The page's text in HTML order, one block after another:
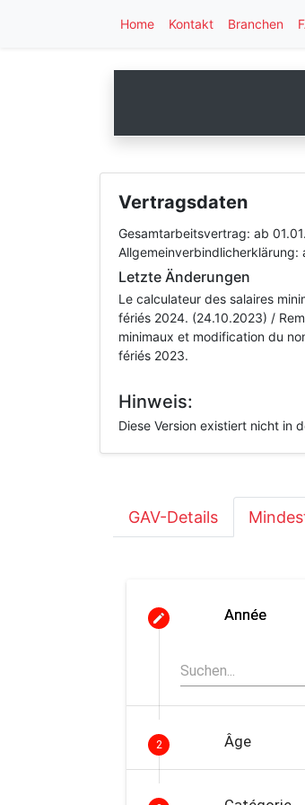
Home Kontakt Branchen
Vertragsdaten
Gesamtarbeitsvertrag: ab
Allgemeinverbindlicherklärung:
Letzte Änderungen
Le calculateur des salaires
fériés 2024. (24.10.2023) /
minimaux et modification du
fériés 2023.
Hinweis:
Diese Version existiert nicht in
GAV-Details
Année
2 Âge